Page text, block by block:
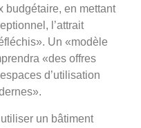
budgétaire, en mettant
l’attrait
Un «modèle
«des offres
d’utilisation
un bâtiment